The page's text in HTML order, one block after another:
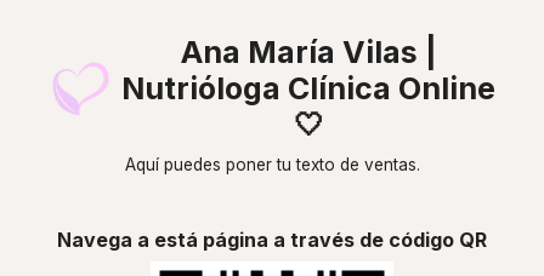
Ana María Vilas |
Nutrióloga Clínica Online
🤍
Aquí puedes poner tu texto de ventas.
Navega a está página a través de código QR